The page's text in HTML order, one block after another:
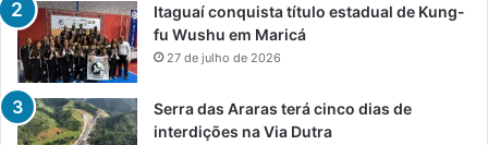
Itaguaí conquista título estadual de Kung-
fu Wushu em Maricá
27 de julho de 2026
Serra das Araras terá cinco dias de
interdições na Via Dutra